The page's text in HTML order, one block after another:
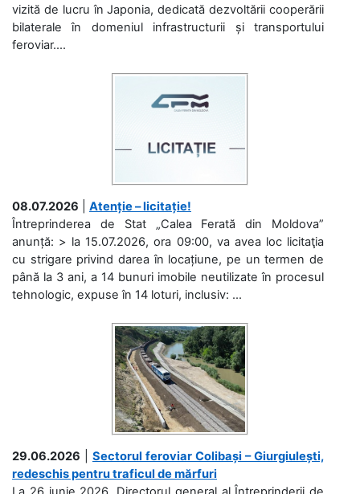
vizită de lucru în Japonia, dedicată dezvoltării cooperării
bilaterale în domeniul infrastructurii și transportului
feroviar....
08.07.2026
Atenție – licitație!
Întreprinderea de Stat „Calea Ferată din Moldova”
anunță: > la 15.07.2026, ora 09:00, va avea loc licitaţia
cu strigare privind darea în locațiune, pe un termen de
până la 3 ani, a 14 bunuri imobile neutilizate în procesul
tehnologic, expuse în 14 loturi, inclusiv: ...
29.06.2026
Sectorul feroviar Colibași – Giurgiulești,
redeschis pentru traficul de mărfuri